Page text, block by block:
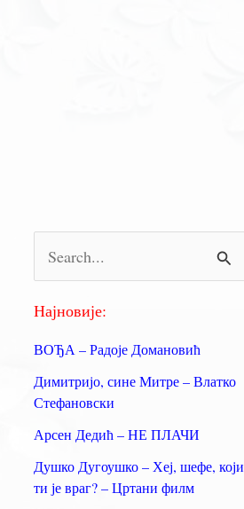
р
а
а
з
Најновије:
ВОЂА – Радоје Домановић
Димитријо, сине Митре – Влатко
Стефановски
Арсен Дедић – НЕ ПЛАЧИ
Душко Дугоушко – Хеј, шефе, који
ти је враг? – Цртани филм